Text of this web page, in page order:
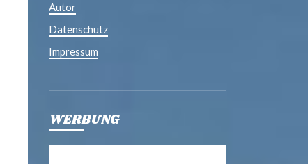
Autor
Datenschutz
Impressum
WERBUNG